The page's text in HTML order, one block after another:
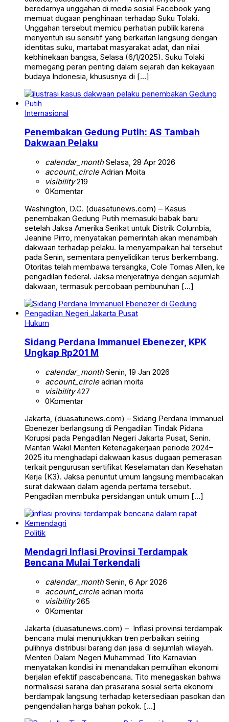
beredarnya unggahan di media sosial Facebook yang
memuat dugaan penghinaan terhadap Suku Tolaki.
Unggahan tersebut memicu perhatian publik karena
menyentuh isu sensitif yang berkaitan langsung dengan
identitas suku, martabat masyarakat adat, dan nilai
kebhinekaan bangsa, Selasa (6/1/2025). Suku Tolaki
memegang peran penting dalam sejarah dan kekayaan
budaya Indonesia, khususnya di […]
Internasional
Penembakan Gedung Putih: AS Tambah
Dakwaan Pelaku
calendar_monthSelasa, 28 Apr 2026
account_circleAdrian Moita
visibility219
0Komentar
Washington, D.C. (duasatunews.com) – Kasus
penembakan Gedung Putih memasuki babak baru
setelah Jaksa Amerika Serikat untuk Distrik Columbia,
Jeanine Pirro, menyatakan pemerintah akan menambah
dakwaan terhadap pelaku. Ia menyampaikan hal tersebut
pada Senin, sementara penyelidikan terus berkembang.
Otoritas telah membawa tersangka, Cole Tomas Allen, ke
pengadilan federal. Jaksa menjeratnya dengan sejumlah
dakwaan, termasuk percobaan pembunuhan […]
Hukum
Sidang Perdana Immanuel Ebenezer, KPK
Ungkap Rp201 M
calendar_monthSenin, 19 Jan 2026
account_circleadrian moita
visibility427
0Komentar
Jakarta, (duasatunews.com) – Sidang Perdana Immanuel
Ebenezer berlangsung di Pengadilan Tindak Pidana
Korupsi pada Pengadilan Negeri Jakarta Pusat, Senin.
Mantan Wakil Menteri Ketenagakerjaan periode 2024–
2025 itu menghadapi dakwaan kasus dugaan pemerasan
terkait pengurusan sertifikat Keselamatan dan Kesehatan
Kerja (K3). Jaksa penuntut umum langsung membacakan
surat dakwaan dalam agenda pertama tersebut.
Pengadilan membuka persidangan untuk umum […]
Politik
Mendagri Inflasi Provinsi Terdampak
Bencana Mulai Terkendali
calendar_monthSenin, 6 Apr 2026
account_circleadrian moita
visibility265
0Komentar
Jakarta (duasatunews.com) – Inflasi provinsi terdampak
bencana mulai menunjukkan tren perbaikan seiring
pulihnya distribusi barang dan jasa di sejumlah wilayah.
Menteri Dalam Negeri Muhammad Tito Karnavian
menyatakan kondisi ini menandakan pemulihan ekonomi
berjalan efektif pascabencana. Tito menegaskan bahwa
normalisasi sarana dan prasarana sosial serta ekonomi
berdampak langsung terhadap ketersediaan pasokan dan
pengendalian harga bahan pokok. […]